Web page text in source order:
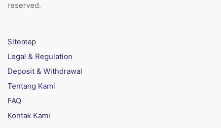
reserved.
Sitemap
Legal & Regulation
Deposit & Withdrawal
Tentang Kami
FAQ
Kontak Kami